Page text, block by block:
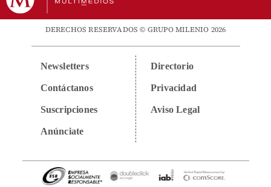
DERECHOS RESERVADOS © GRUPO MILENIO 2026
Newsletters
Contáctanos
Suscripciones
Anúnciate
Directorio
Privacidad
Aviso Legal